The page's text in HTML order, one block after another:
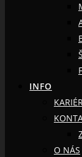
INFO
O NÁS